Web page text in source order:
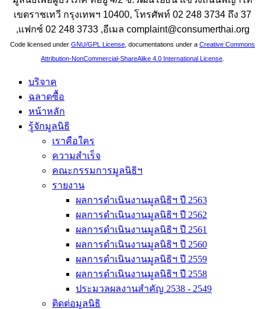
เขตราชเทวี กรุงเทพฯ 10400, โทรศัพท์ 02 248 3734 ถึง 37
,แฟกซ์ 02 248 3733 ,อีเมล complaint@consumerthai.org
Code licensed under GNU/GPL License , documentations under a Creative Commons
Attribution-NonCommercial-ShareAlike 4.0 International License
บริจาค
ฉลาดซื้อ
หน้าหลัก
รู้จักมูลนิธิ
เราคือใคร
ความสำเร็จ
คณะกรรมการมูลนิธิฯ
รายงาน
ผลการดำเนินงานมูลนิธิฯ ปี 2563
ผลการดำเนินงานมูลนิธิฯ ปี 2562
ผลการดำเนินงานมูลนิธิฯ ปี 2561
ผลการดำเนินงานมูลนิธิฯ ปี 2560
ผลการดำเนินงานมูลนิธิฯ ปี 2559
ผลการดำเนินงานมูลนิธิฯ ปี 2558
ประมวลผลงานสำคัญ 2538 - 2549
ติดต่อมูลนิธิ